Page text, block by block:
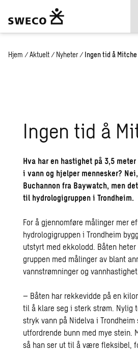
Hjem / Aktuelt / Nyheter / Ingen tid å Mitche
Ingen tid å
Hva har en hastighet på 3,5
i vann og hjelper mennesker?
Buchannon fra Baywatch, men
til hydrologigruppen i Trondheim.
For å gjennomføre målinger mer
hydrologigruppen i Trondheim
utstyrt med ekkolodd. Båten
gruppen med målinger av blant
vannstrømninger og vannhastighet.
– Båten har rekkevidde på en
til å klare seg i sterk strøm. Nylig
stryk vann på Nidelva i Trondheim
utfordrende bunn med mye stein.
så han ser ut til å være fleksibel,